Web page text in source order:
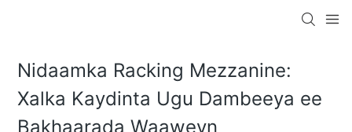
Nidaamka Racking Mezzanine:
Xalka Kaydinta Ugu Dambeeya ee
Bakhaarada Waaweyn